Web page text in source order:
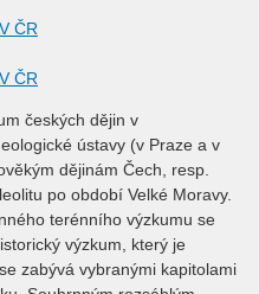
ČR
ČR
českých dějin v
ústavy (v Praze a v
dějinám Čech, resp.
po období Velké Moravy.
terénního výzkumu se
výzkum, který je
zabývá vybranými kapitolami